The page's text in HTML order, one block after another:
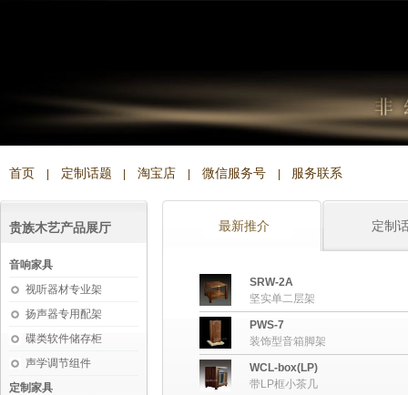
首页 定制话题 淘宝店 微信服务号 服务联系
最新推介 定制
SRW-2A
坚实单二层架
PWS-7
装饰型音箱脚架
WCL-box(LP)
带LP框小茶几
贵族木艺产品展厅
音响家具
视听器材专业架
扬声器专用配架
碟类软件储存柜
声学调节组件
定制家具